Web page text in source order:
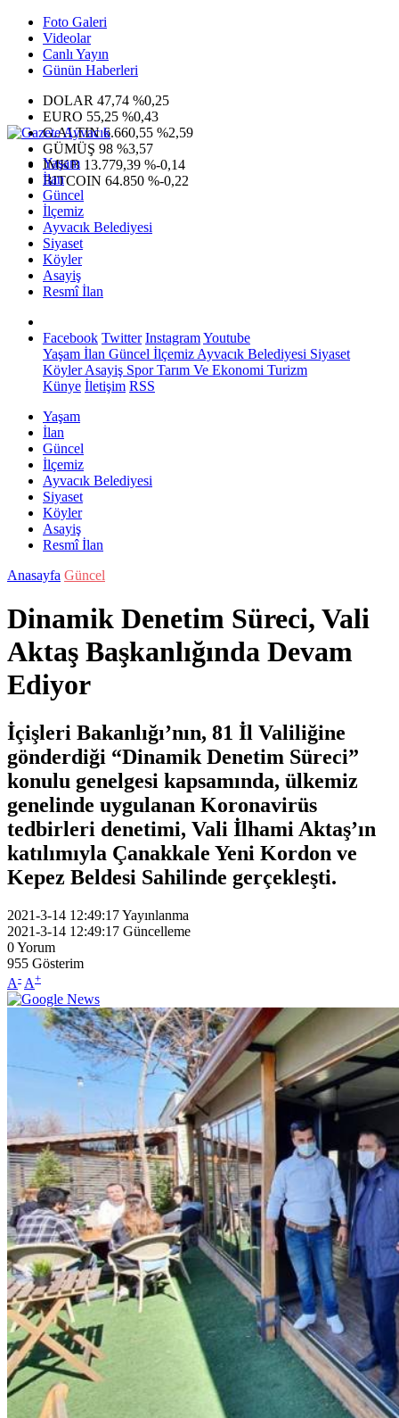
Foto Galeri
Videolar
Canlı Yayın
Günün Haberleri
DOLAR 47,74 %0,25
EURO 55,25 %0,43
G.ALTIN6.660,55 %2,59
GÜMÜŞ 98 %3,57
IMKB 13.779,39 %-0,14
BITCOIN 64.850 %-0,22
Yaşam
İlan
Güncel
İlçemiz
Ayvacık Belediyesi
Siyaset
Köyler
Asayiş
Resmî İlan
Facebook Twitter InstagramYoutube
Yaşam İlan Güncel İlçemiz Ayvacık Belediyesi Siyaset
KöylerAsayiş SporTarım Ve Ekonomi Turizm
Künye İletişim RSS
Yaşam
İlan
Güncel
İlçemiz
Ayvacık Belediyesi
Siyaset
Köyler
Asayiş
Resmî İlan
Anasayfa Güncel
Dinamik Denetim Süreci, Vali
Aktaş Başkanlığında Devam
Ediyor
İçişleri Bakanlığı’nın, 81 İl Valiliğine
gönderdiği “Dinamik Denetim Süreci”
konulu genelgesi kapsamında, ülkemiz
genelinde uygulanan Koronavirüs
tedbirleri denetimi, Vali İlhami Aktaş’ın
katılımıyla Çanakkale Yeni Kordon ve
Kepez Beldesi Sahilinde gerçekleşti.
2021-3-14 12:49:17Yayınlanma
2021-3-14 12:49:17 Güncelleme
0Yorum
955 Gösterim
A- A+